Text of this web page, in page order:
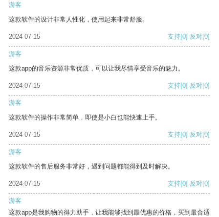
游客
这款软件的设计非常人性化，使用起来非常舒服。
2024-07-15 支持[0] 反对[0]
游客
这款app的音乐资源非常优质，可以让我尽情享受音乐的魅力。
2024-07-15 支持[0] 反对[0]
游客
这款软件的操作非常简单，即使是小白也能快速上手。
2024-07-15 支持[0] 反对[0]
游客
这款软件的售后服务非常好，遇到问题都能得到及时解决。
2024-07-15 支持[0] 反对[0]
游客
这款app是我购物的得力助手，让我能够找到最优惠的价格，买到最合适